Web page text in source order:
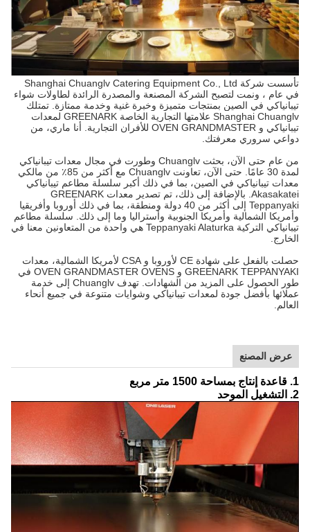
تأسست شركة Shanghai Chuanglv Catering Equipment Co., Ltd
في عام ، ونمت لتصبح الشركة المصنعة والمصدرة الرائدة لطاولات شواء
تيبانياكي في الصين بمنتجات متميزة وخبرة غنية وخدمة ممتازة. تمتلك
Shanghai Chuanglv علامتها التجارية الخاصة GREENARK لمعدات
تيبانياكي و OVEN GRANDMASTER للأفران التجارية. أنا ماري، من
دواعي سروري معرفتك.
من عام حتى الآن، بحثت Chuanglv وطورت في مجال معدات تيبانياكي
لمدة 30 عامًا. حتى الآن، تعاونت Chuanglv مع أكثر من 85٪ من مالكي
معدات تيبانياكي في الصين، بما في ذلك أكبر سلسلة مطاعم تيبانياكي
Akasakatei. بالإضافة إلى ذلك، تم تصدير معدات GREENARK
Teppanyaki إلى أكثر من 40 دولة ومنطقة، بما في ذلك أوروبا وأفريقيا
وأمريكا الشمالية وأمريكا الجنوبية وأستراليا وما إلى ذلك. سلسلة مطاعم
تيبانياكي التركية Teppanyaki Alaturka هي واحدة من المتعاونين معنا في
الخارج.
حصلت بالفعل على شهادة CE لأوروبا و CSA لأمريكا الشمالية، معدات
GREENARK TEPPANYAKI و OVEN GRANDMASTER OVENS في
طور الحصول على المزيد من الشهادات. تهدف Chuanglv إلى خدمة
عملائها بأفضل جودة لمعدات تيبانياكي وشوايات متنوعة في جميع أنحاء
العالم.
عرض المصنع
1. قاعدة إنتاج بمساحة 1500 متر مربع
2. التشغيل الموحد